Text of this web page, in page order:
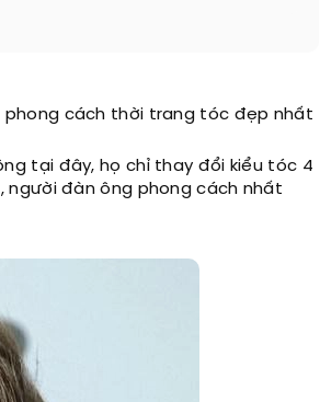
phong cách thời trang tóc đẹp nhất
tại đây, họ chỉ thay đổi kiểu tóc 4
người đàn ông phong cách nhất